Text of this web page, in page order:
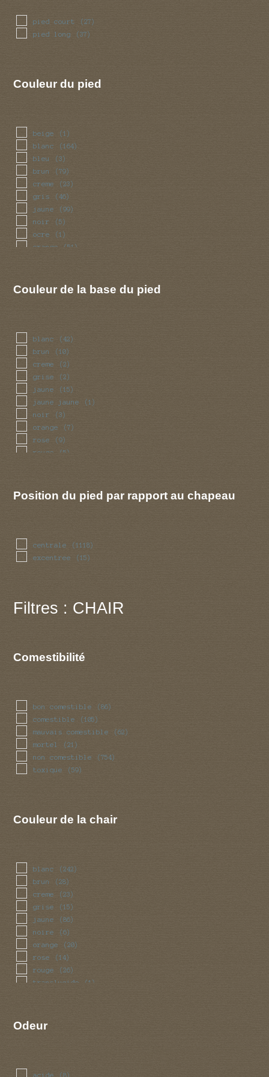
pied court (27)
pied long (37)
Couleur du pied
beige (1)
blanc (164)
bleu (3)
brun (79)
creme (23)
gris (46)
jaune (99)
noir (5)
ocre (1)
orange (51)
vert (8)
Couleur de la base du pied
blanc (42)
brun (10)
creme (2)
grise (2)
jaune (15)
jaune jaune (1)
noir (3)
orange (7)
rose (9)
rouge (5)
Position du pied par rapport au chapeau
centrale (1118)
excentree (15)
Filtres : CHAIR
Comestibilité
bon comestible (86)
comestible (105)
mauvais comestible (62)
mortel (21)
non comestible (754)
toxique (59)
Couleur de la chair
blanc (242)
brun (28)
creme (23)
grise (15)
jaune (86)
noire (6)
orange (20)
rose (14)
rouge (26)
translucide (1)
Odeur
acide (8)